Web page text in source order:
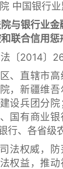
中国银行
与银行业
联合信用惩
法〔2014〕
、直辖市
，新疆维
设兵团分
国有商业
行、各省级
权威，防
权益，推